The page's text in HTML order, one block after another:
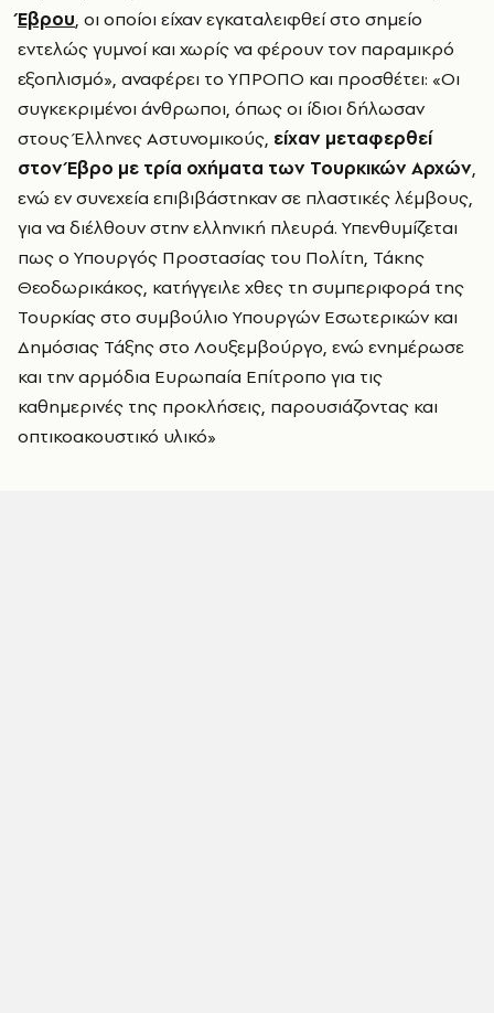
Έβρου, οι οποίοι είχαν εγκαταλειφθεί στο σημείο
εντελώς γυμνοί και χωρίς να φέρουν τον παραμικρό
εξοπλισμό», αναφέρει το ΥΠΡΟΠΟ και προσθέτει: «Οι
συγκεκριμένοι άνθρωποι, όπως οι ίδιοι δήλωσαν
στους Έλληνες Αστυνομικούς, είχαν μεταφερθεί
στον Έβρο με τρία οχήματα των Τουρκικών Αρχών,
ενώ εν συνεχεία επιβιβάστηκαν σε πλαστικές λέμβους,
για να διέλθουν στην ελληνική πλευρά. Υπενθυμίζεται
πως ο Υπουργός Προστασίας του Πολίτη, Τάκης
Θεοδωρικάκος, κατήγγειλε χθες τη συμπεριφορά της
Τουρκίας στο συμβούλιο Υπουργών Εσωτερικών και
Δημόσιας Τάξης στο Λουξεμβούργο, ενώ ενημέρωσε
και την αρμόδια Ευρωπαία Επίτροπο για τις
καθημερινές της προκλήσεις, παρουσιάζοντας και
οπτικοακουστικό υλικό»